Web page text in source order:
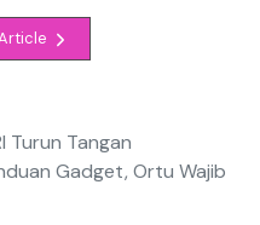
Turun Tangan
Gadget, Ortu Wajib